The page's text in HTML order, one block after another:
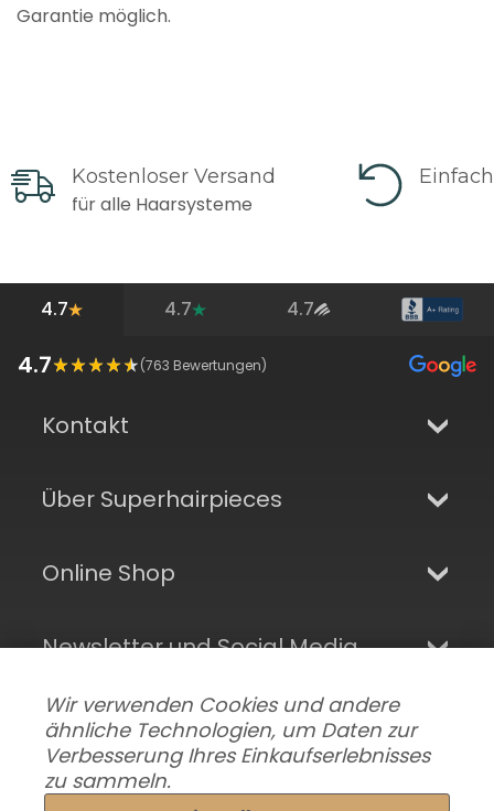
Garantie möglich.
Kostenloser Versand
für alle Haarsysteme
4.7 4.7 4.7
4.7 (763 Bewertungen)
Kontakt
Über Superhairpieces
Online Shop
Newsletter und Social Media
Wir verwenden Cookies und andere
ähnliche Technologien, um Daten zur
Verbesserung Ihres Einkaufserlebnisses
zu sammeln.